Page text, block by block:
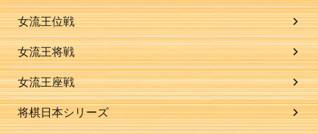
女流王位戦
女流王将戦
女流王座戦
将棋日本シリーズ